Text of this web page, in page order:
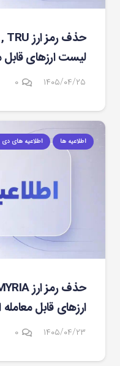
لیست ارزهای
۱۴۰۵/۰۴/۲۵ ۰
اطلاعیه ها اطلاعیه های
ارزهای قابل
۱۴۰۵/۰۴/۲۳ ۰